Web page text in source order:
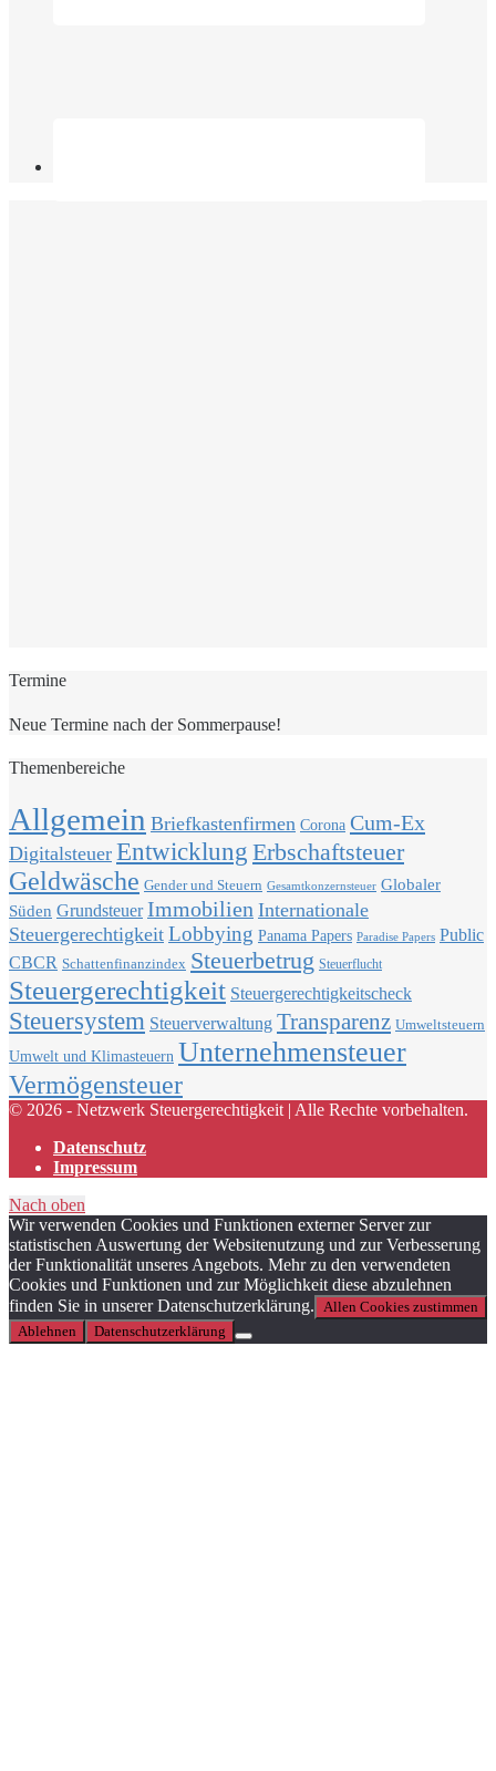
Termine
Neue Termine nach der Sommerpause!
Themenbereiche
Allgemein Briefkastenfirmen Corona Cum-Ex
Digitalsteuer Entwicklung Erbschaftsteuer
Geldwäsche Gender und Steuern Gesamtkonzernsteuer Globaler
Süden Grundsteuer Immobilien Internationale
Steuergerechtigkeit Lobbying Panama Papers Paradise Papers Public
CBCR Schattenfinanzindex Steuerbetrug Steuerflucht
Steuergerechtigkeit Steuergerechtigkeitscheck
Steuersystem Steuerverwaltung Transparenz Umweltsteuern
Umwelt und Klimasteuern Unternehmensteuer
Vermögensteuer
© 2026 - Netzwerk Steuergerechtigkeit | Alle Rechte vorbehalten.
Datenschutz
Impressum
Nach oben
Wir verwenden Cookies und Funktionen externer Server zur
statistischen Auswertung der Websitenutzung und zur Verbesserung
der Funktionalität unseres Angebots. Mehr zu den verwendeten
Cookies und Funktionen und zur Möglichkeit diese abzulehnen
finden Sie in unserer Datenschutzerklärung. Allen Cookies zustimmen
Ablehnen
Datenschutzerklärung